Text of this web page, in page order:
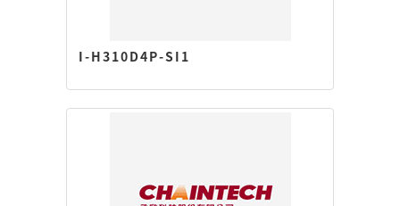
I-H310D4P-SI1